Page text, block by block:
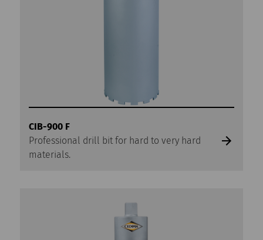
CIB-900 F
Professional drill bit for hard to very hard
materials.